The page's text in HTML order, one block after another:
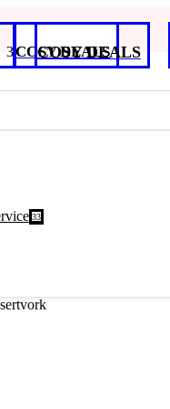
COSY DEALS
3
COSY DEALS